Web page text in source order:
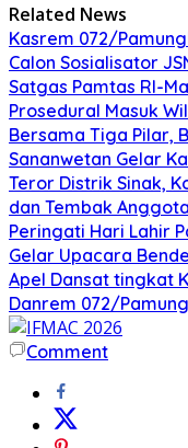
Related News
Kasrem 072/
Calon Sosialisator
Satgas Pamtas RI-
Prosedural Masuk
Bersama Tiga Pilar,
Sananwetan Gelar
Teror Distrik Sinak,
dan Tembak
Peringati Hari Lahir
Gelar Upacara
Apel Dansat tingkat
Danrem 072/
Comment